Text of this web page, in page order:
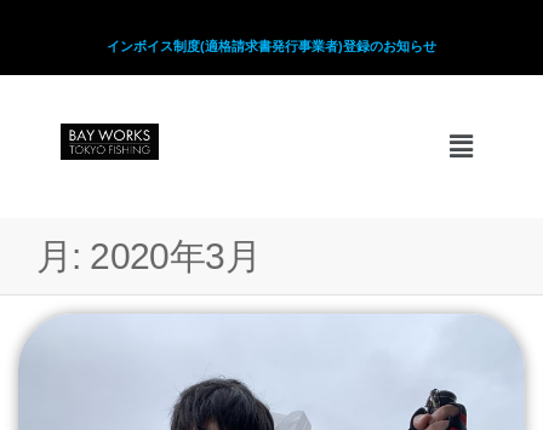
インボイス制度(適格請求書発行事業者)登録のお知らせ
月: 2020年3月